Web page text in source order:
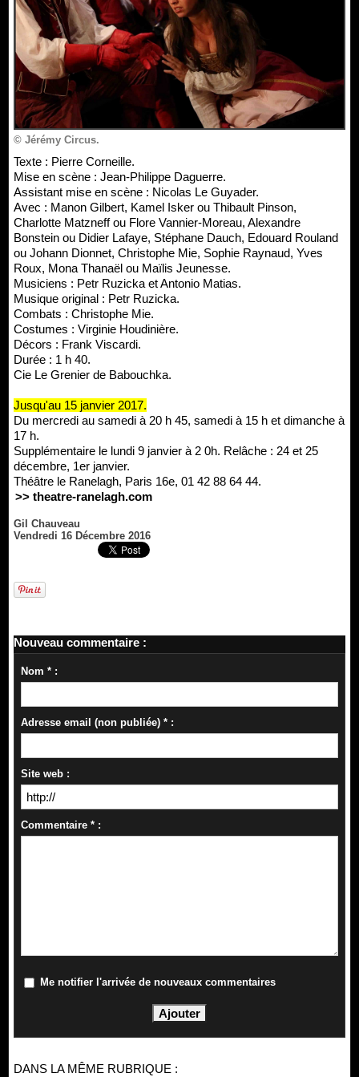
© Jérémy Circus.
Texte : Pierre Corneille.
Mise en scène : Jean-Philippe Daguerre.
Assistant mise en scène : Nicolas Le Guyader.
Avec : Manon Gilbert, Kamel Isker ou Thibault Pinson,
Charlotte Matzneff ou Flore Vannier-Moreau, Alexandre
Bonstein ou Didier Lafaye, Stéphane Dauch, Edouard Rouland
ou Johann Dionnet, Christophe Mie, Sophie Raynaud, Yves
Roux, Mona Thanaël ou Maïlis Jeunesse.
Musiciens : Petr Ruzicka et Antonio Matias.
Musique original : Petr Ruzicka.
Combats : Christophe Mie.
Costumes : Virginie Houdinière.
Décors : Frank Viscardi.
Durée : 1 h 40.
Cie Le Grenier de Babouchka.
Jusqu'au 15 janvier 2017.
Du mercredi au samedi à 20 h 45, samedi à 15 h et dimanche à
17 h.
Supplémentaire le lundi 9 janvier à 2 0h. Relâche : 24 et 25
décembre, 1er janvier.
Théâtre le Ranelagh, Paris 16e, 01 42 88 64 44.
>> theatre-ranelagh.com
Gil Chauveau
Vendredi 16 Décembre 2016
Nouveau commentaire :
Nom * :
Adresse email (non publiée) * :
Site web :
Commentaire * :
Me notifier l'arrivée de nouveaux commentaires
DANS LA MÊME RUBRIQUE :